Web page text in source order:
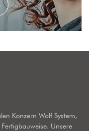
Konzern Wolf System,
Unsere